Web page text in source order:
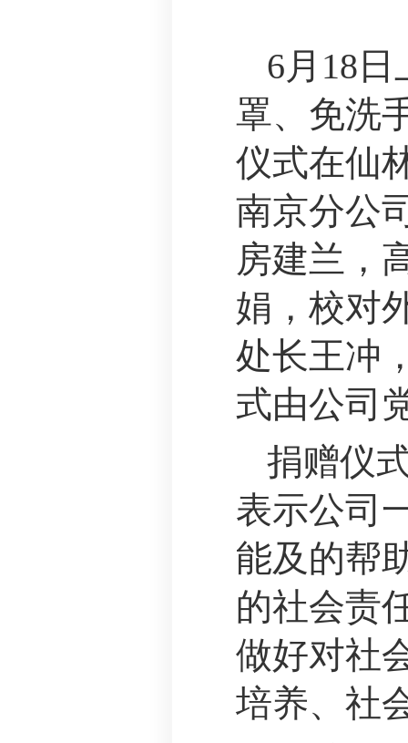
6月 18
罩、免洗
仪式在仙
南京分公
房建兰，
娟，校对
处长王冲
式由公司
捐赠仪
表示公司
能及的帮
的社会责
做好对社
培养、社